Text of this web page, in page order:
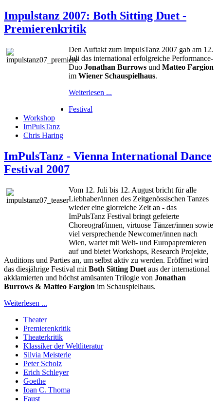
Impulstanz 2007: Both Sitting Duet -
Premierenkritik
Den Auftakt zum ImpulsTanz 2007 gab am 12.
Juli das international erfolgreiche Performance-
Duo Jonathan Burrows und Matteo Fargion
im Wiener Schauspielhaus.
Weiterlesen ...
Festival
Workshop
ImPulsTanz
Chris Haring
ImPulsTanz - Vienna International Dance
Festival 2007
Vom 12. Juli bis 12. August bricht für alle
Liebhaber/innen des Zeitgenössischen Tanzes
wieder eine glorreiche Zeit an - das
ImPulsTanz Festival bringt gefeierte
Choreograf/innen, virtuose Tänzer/innen sowie
viel versprechende Newcomer/innen nach
Wien, wartet mit Welt- und Europapremieren
auf und bietet Workshops, Research Projekte,
Auditions und Parties an, um selbst aktiv zu werden. Eröffnet wird
das diesjährige Festival mit Both Sitting Duet aus der international
akklamierten und höchst amüsanten Trilogie von Jonathan
Burrows & Matteo Fargion im Schauspielhaus.
Weiterlesen ...
Theater
Premierenkritik
Theaterkritik
Klassiker der Weltliteratur
Silvia Meisterle
Peter Scholz
Erich Schleyer
Goethe
Ioan C. Thoma
Faust